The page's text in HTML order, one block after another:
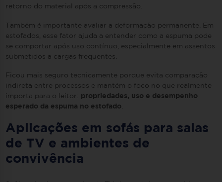
retorno do material após a compressão.
Também é importante avaliar a deformação permanente. Em
estofados, esse fator ajuda a entender como a espuma pode
se comportar após uso contínuo, especialmente em assentos
submetidos a cargas frequentes.
Ficou mais seguro tecnicamente porque evita comparação
indireta entre processos e mantém o foco no que realmente
importa para o leitor: propriedades, uso e desempenho
esperado da espuma no estofado
Aplicações em sofás para salas
de TV e ambientes de
convivência